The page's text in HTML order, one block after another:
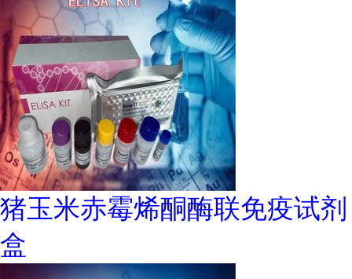
猪玉米赤霉烯酮酶联免疫试剂
盒